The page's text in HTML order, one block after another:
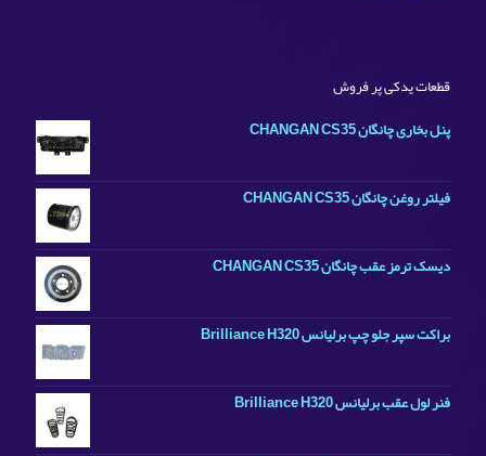
قطعات یدکی پر فروش
پنل بخاری چانگان CHANGAN CS35
فیلتر روغن چانگان CHANGAN CS35
ديسک ترمز عقب چانگان CHANGAN CS35
براکت سپر جلو چپ برلیانس Brilliance H320
فنر لول عقب برلیانس Brilliance H320